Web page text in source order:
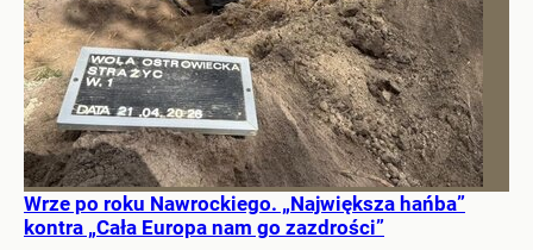
Wrze po roku Nawrockiego. „Największa hańba”
kontra „Cała Europa nam go zazdrości”